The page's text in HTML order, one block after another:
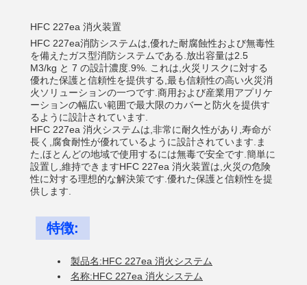
HFC 227ea 消火装置
HFC 227ea消防システムは,優れた耐腐蝕性および無毒性
を備えたガス型消防システムである.放出容量は2.5
M3/kg と 7 の設計濃度.9%. これは,火災リスクに対する
優れた保護と信頼性を提供する,最も信頼性の高い火災消
火ソリューションの一つです.商用および産業用アプリケ
ーションの幅広い範囲で最大限のカバーと防火を提供す
るように設計されています.
HFC 227ea 消火システムは,非常に耐久性があり,寿命が
長く,腐食耐性が優れているように設計されています.ま
た,ほとんどの地域で使用するには無毒で安全です.簡単に
設置し,維持できますHFC 227ea 消火装置は,火災の危険
性に対する理想的な解決策です.優れた保護と信頼性を提
供します.
特徴:
製品名:HFC 227ea 消火システム
名称:HFC 227ea 消火システム